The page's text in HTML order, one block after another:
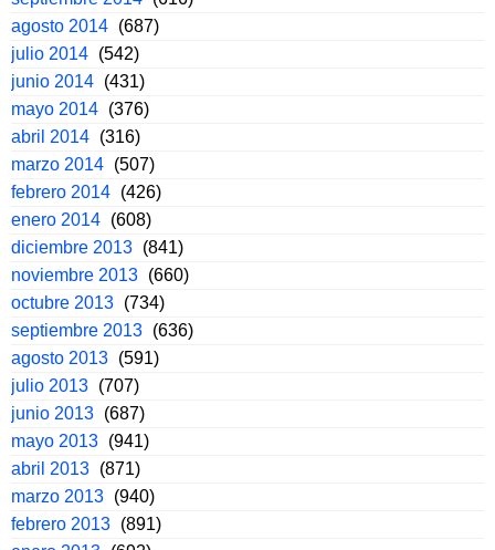
agosto 2014 (687)
julio 2014 (542)
junio 2014 (431)
mayo 2014 (376)
abril 2014 (316)
marzo 2014 (507)
febrero 2014 (426)
enero 2014 (608)
diciembre 2013 (841)
noviembre 2013 (660)
octubre 2013 (734)
septiembre 2013 (636)
agosto 2013 (591)
julio 2013 (707)
junio 2013 (687)
mayo 2013 (941)
abril 2013 (871)
marzo 2013 (940)
febrero 2013 (891)